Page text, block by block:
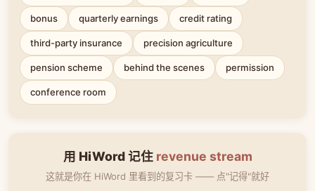
bonus quarterly earnings credit rating
third-party insurance precision agriculture
pension scheme behind the scenes permission
conference room
用 HiWord 记住 revenue stream
这就是你在 HiWord 里看到的复习卡 —— 点"记得"就好